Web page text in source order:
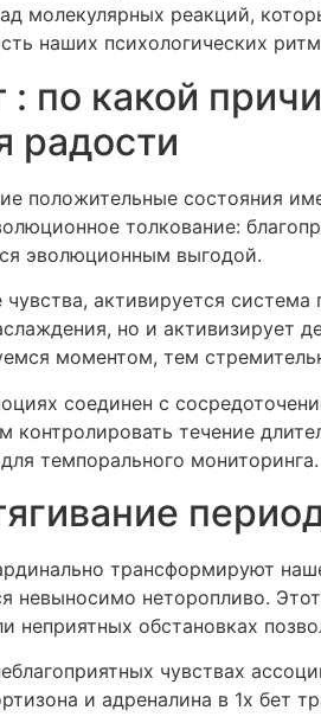
молекулярных реакций,
наших психологических
по какой
радости
положительные состояния
толкование:
эволюционным выгодой.
активируется система
но и активизирует
моментом, тем
соединен с
контролировать течение
темпорального мониторинга.
трансформируют
невыносимо неторопливо.
обстановках
чувствах
и адреналина в 1х бет